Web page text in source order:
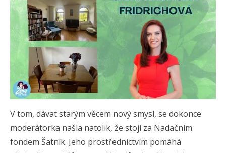
V tom, dávat starým věcem nový smysl, se dokonce
moderátorka našla natolik, že stojí za Nadačním
fondem Šatník. Jeho prostřednictvím pomáhá